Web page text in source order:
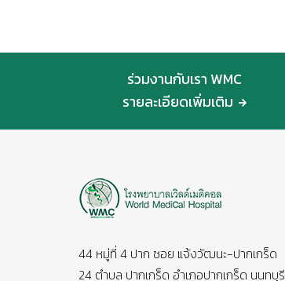
ร่วมงานกับเรา WMC
รายละเอียดเพิ่มเติม
44 หมู่ที่ 4 ปาก ซอย แจ้งวัฒนะ-ปากเกร็ด
24 ตำบล ปากเกร็ด อำเภอปากเกร็ด นนทบุรี